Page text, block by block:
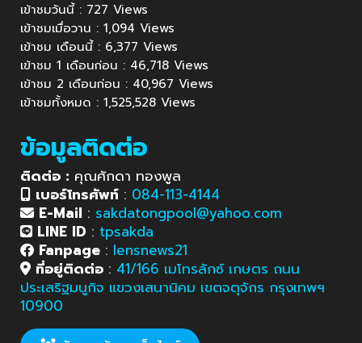
เข้าชมวันนี้ : 727 Views
เข้าชมเมื่อวาน : 1,094 Views
เข้าชม เดือนนี้ : 6,377 Views
เข้าชม 1 เดือนก่อน : 46,718 Views
เข้าชม 2 เดือนก่อน : 40,967 Views
เข้าชมทั้งหมด : 1,525,528 Views
ข้อมูลติดต่อ
ติดต่อ : คุณศักดา ทองพูล
เบอร์โทรศัพท์ : 084-113-4144
E-Mail : sakdatongpool@yahoo.com
LINE ID : tpsakda
Fanpage : lensnews21
ที่อยู่ติดต่อ : 41/166 เมโทรลักซ์ เกษตร ถนน
ประเสริฐมนูกิจ แขวงเสนานิคม เขตจตุจักร กรุงเทพฯ
10900